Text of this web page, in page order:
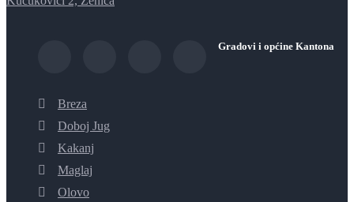
Gradovi i općine Kantona
Breza
Doboj Jug
Kakanj
Maglaj
Olovo